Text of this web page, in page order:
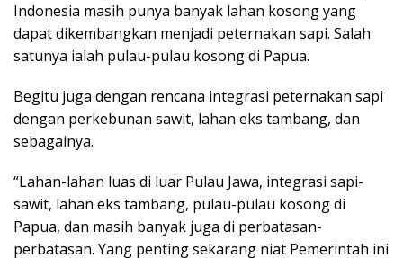
Indonesia masih punya banyak lahan kosong yang
dapat dikembangkan menjadi peternakan sapi. Salah
satunya ialah pulau-pulau kosong di Papua.
Begitu juga dengan rencana integrasi peternakan sapi
dengan perkebunan sawit, lahan eks tambang, dan
sebagainya.
“Lahan-lahan luas di luar Pulau Jawa, integrasi sapi-
sawit, lahan eks tambang, pulau-pulau kosong di
Papua, dan masih banyak juga di perbatasan-
perbatasan. Yang penting sekarang niat Pemerintah ini